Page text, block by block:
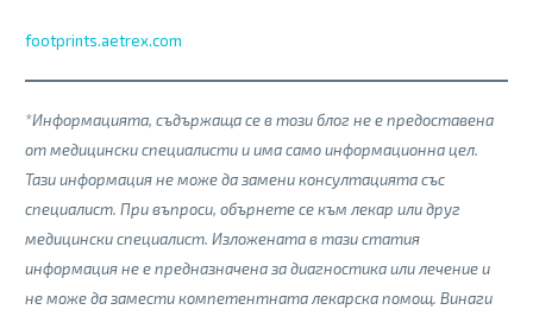
footprints.aetrex.com
*Информацията, съдържаща се в този блог не е предоставена
от медицински специалисти и има само информационна цел.
Тази информация не може да замени консултацията със
специалист. При въпроси, обърнете се към лекар или друг
медицински специалист. Изложената в тази статия
информация не е предназначена за диагностика или лечение и
не може да замести компетентната лекарска помощ. Винаги